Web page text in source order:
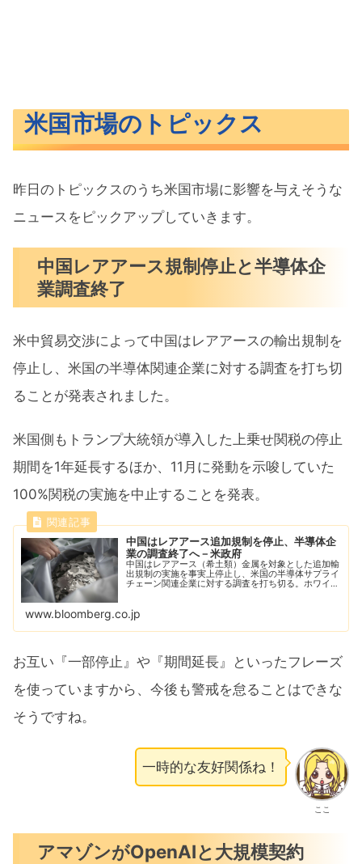
米国市場のトピックス
昨日のトピックスのうち米国市場に影響を与えそうな
ニュースをピックアップしていきます。
中国レアアース規制停止と半導体企
業調査終了
米中貿易交渉によって中国はレアアースの輸出規制を
停止し、米国の半導体関連企業に対する調査を打ち切
ることが発表されました。
米国側もトランプ大統領が導入した上乗せ関税の停止
期間を1年延長するほか、11月に発動を示唆していた
100%関税の実施を中止することを発表。
中国はレアアース追加規制を停止、半導体企
業の調査終了へ－米政府
中国はレアアース（希土類）金属を対象とした追加輸
出規制の実施を事実上停止し、米国の半導体サプライ
チェーン関連企業に対する調査を打ち切る。ホワイト
www.bloomberg.co.jp
お互い『一部停止』や『期間延長』といったフレーズ
を使っていますから、今後も警戒を怠ることはできな
そうですね。
ここ
一時的な友好関係ね！
アマゾンがOpenAIと大規模契約